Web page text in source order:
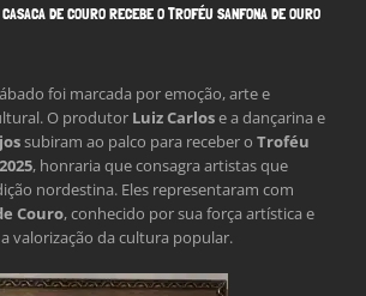
DE COURO RECEBE O TROFÉU SANFONA DE OURO
foi marcada por emoção, arte e
O produtor Luiz Carlose a dançarina e
subiram ao palco para receber o Troféu
, honraria que consagra artistas que
nordestina. Eles representaram com
Couro, conhecido por sua força artística e
valorização da cultura popular.